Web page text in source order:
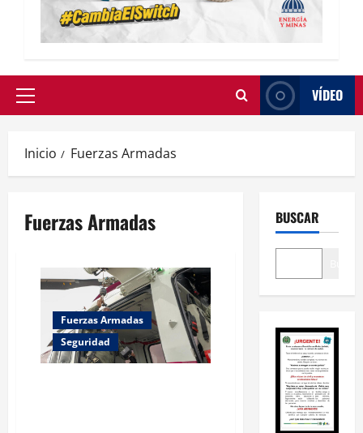
VÍDEO
Inicio Fuerzas Armadas
Fuerzas Armadas
Fuerzas Armadas
Seguridad
BUSCAR